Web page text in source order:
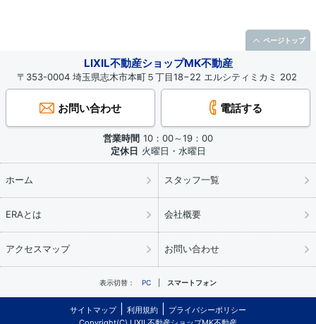
LIXIL不動産ショップMK不動産
〒353-0004 埼玉県志木市本町５丁目18−22 エルシティミカミ 202
お問い合わせ 電話する
営業時間 10：00～19：00
定休日 火曜日・水曜日
ホーム スタッフ一覧
ERAとは 会社概要
アクセスマップ お問い合わせ
表示切替： PC スマートフォン
サイトマップ 利用規約
プライバシーポリシー
ページトップ